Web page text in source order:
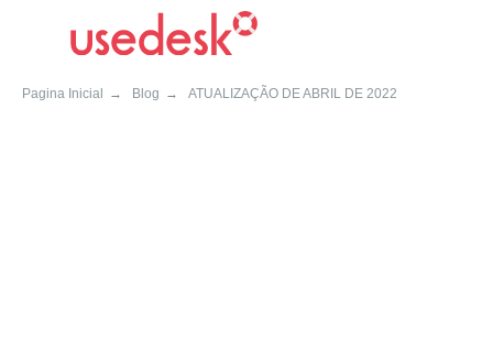
Pagina Inicial → Blog → ATUALIZAÇÃO DE ABRIL DE 2022